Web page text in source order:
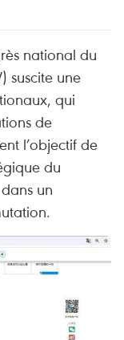
national du
suscite une
qui
de
l’objectif de
du
un